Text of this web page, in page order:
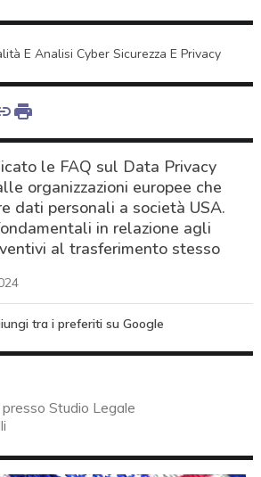
E Analisi Cyber Sicurezza E Privacy
le FAQ sul Data Privacy
organizzazioni europee che
dati personali a società USA.
in relazione agli
al trasferimento stesso
tra i preferiti su Google
Studio Legale